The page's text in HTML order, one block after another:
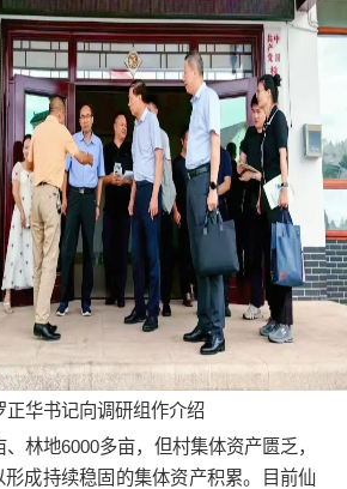
正华书记向调研组作介绍
林地6000多亩，但村集体资产匮乏，
成持续稳固的集体资产积累。目前仙